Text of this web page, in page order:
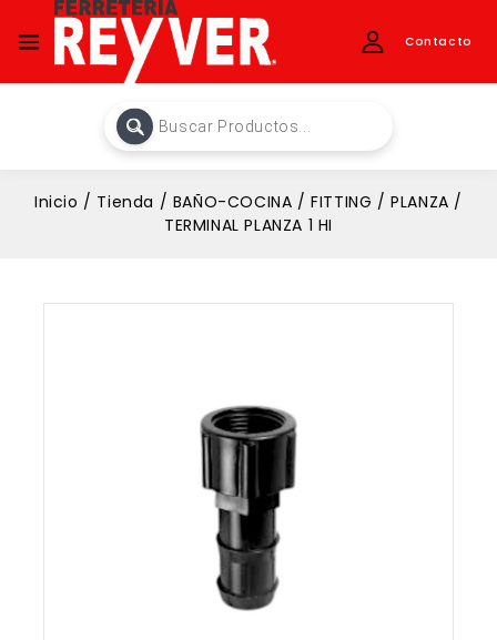
Contacto
Inicio / Tienda / BAÑO-COCINA / FITTING / PLANZA /
TERMINAL PLANZA 1 HI